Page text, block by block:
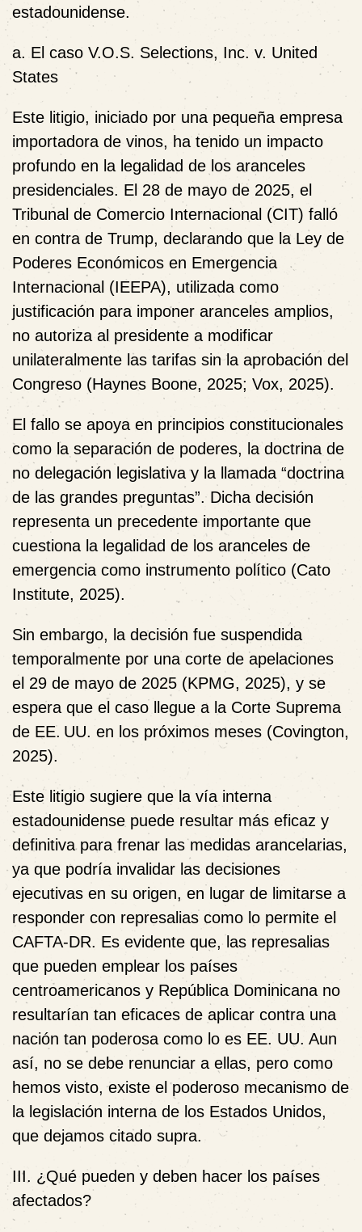
estadounidense.
a. El caso V.O.S. Selections, Inc. v. United
States
Este litigio, iniciado por una pequeña empresa
importadora de vinos, ha tenido un impacto
profundo en la legalidad de los aranceles
presidenciales. El 28 de mayo de 2025, el
Tribunal de Comercio Internacional (CIT) falló
en contra de Trump, declarando que la Ley de
Poderes Económicos en Emergencia
Internacional (IEEPA), utilizada como
justificación para imponer aranceles amplios,
no autoriza al presidente a modificar
unilateralmente las tarifas sin la aprobación del
Congreso (Haynes Boone, 2025; Vox, 2025).
El fallo se apoya en principios constitucionales
como la separación de poderes, la doctrina de
no delegación legislativa y la llamada “doctrina
de las grandes preguntas”. Dicha decisión
representa un precedente importante que
cuestiona la legalidad de los aranceles de
emergencia como instrumento político (Cato
Institute, 2025).
Sin embargo, la decisión fue suspendida
temporalmente por una corte de apelaciones
el 29 de mayo de 2025 (KPMG, 2025), y se
espera que el caso llegue a la Corte Suprema
de EE. UU. en los próximos meses (Covington,
2025).
Este litigio sugiere que la vía interna
estadounidense puede resultar más eficaz y
definitiva para frenar las medidas arancelarias,
ya que podría invalidar las decisiones
ejecutivas en su origen, en lugar de limitarse a
responder con represalias como lo permite el
CAFTA‑DR. Es evidente que, las represalias
que pueden emplear los países
centroamericanos y República Dominicana no
resultarían tan eficaces de aplicar contra una
nación tan poderosa como lo es EE. UU. Aun
así, no se debe renunciar a ellas, pero como
hemos visto, existe el poderoso mecanismo de
la legislación interna de los Estados Unidos,
que dejamos citado supra.
III. ¿Qué pueden y deben hacer los países
afectados?